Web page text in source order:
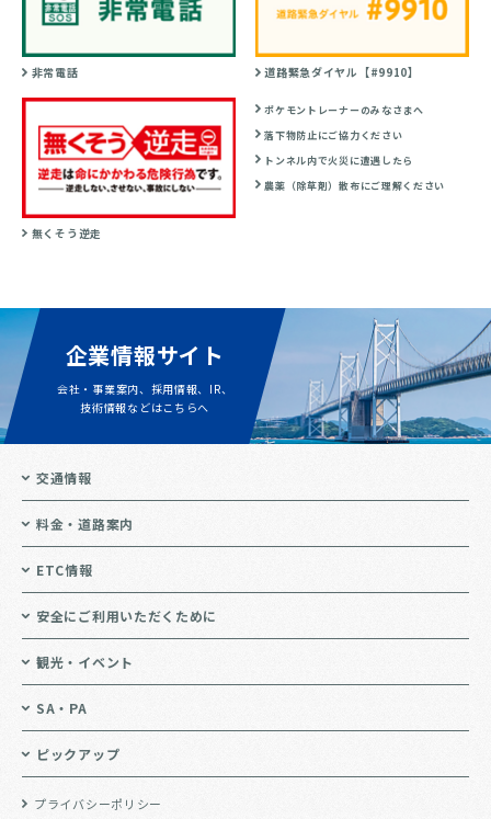
非常電話 道路緊急ダイヤル【#9910】
無くそう逆走
ポケモントレーナーのみなさまへ
落下物防止にご協力ください
トンネル内で火災に遭遇したら
農薬（除草剤）散布にご理解ください
企業情報サイト
会社・事業案内、採用情報、IR、
技術情報などはこちらへ
交通情報
料金・道路案内
ETC情報
安全にご利用いただくために
観光・イベント
SA・PA
ピックアップ
プライバシーポリシー